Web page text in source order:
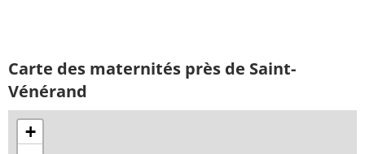
Carte des maternités près de Saint-
Vénérand
+